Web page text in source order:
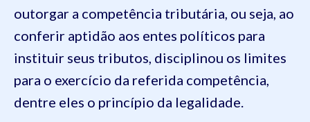
outorgar a competência tributária, ou seja, ao
conferir aptidão aos entes políticos para
instituir seus tributos, disciplinou os limites
para o exercício da referida competência,
dentre eles o princípio da legalidade.